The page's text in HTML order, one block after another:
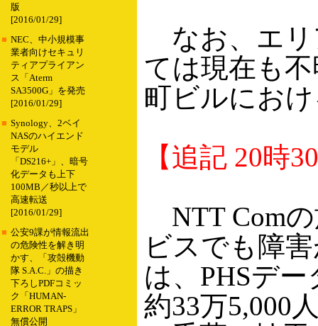
版
[2016/01/29]
■ NEC、中小規模事
業者向けセキュリ
ティアプライアン
ス「Aterm
SA3500G」を発売
[2016/01/29]
■ Synology、2ベイ
NASのハイエンド
モデル
「DS216+」、暗号
化データも上下
100MB／秒以上で
高速転送
[2016/01/29]
■ 公安9課が情報流出
の危険性を解き明
かす、「攻殻機動
隊 S.A.C.」の描き
下ろしPDFコミッ
ク「HUMAN-
ERROR TRAPS」
無償公開
なお、エリ
ては現在も
町ビルにお
【追記 20時
NTT Com
ビスでも障
は、PHSデ
約33万5,000